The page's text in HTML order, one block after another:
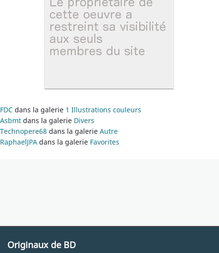
FDC dans la galerie 1 Illustrations couleurs
Asbmt dans la galerie Divers
Technopere68 dans la galerie Autre
RaphaelJPA dans la galerie Favorites
Originaux de BD